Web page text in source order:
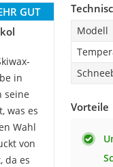
GUT
in
seine
was es
Wahl
von
da es
Modell
Vorteile